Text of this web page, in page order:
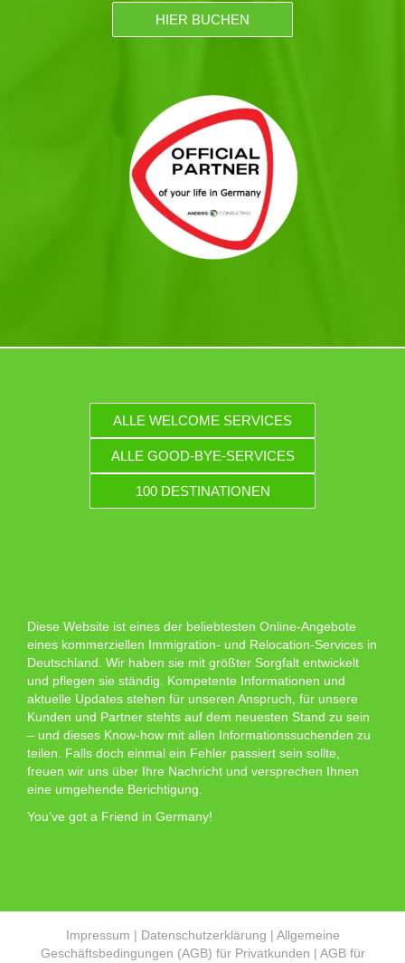
HIER BUCHEN
ALLE WELCOME SERVICES
ALLE GOOD-BYE-SERVICES
100 DESTINATIONEN
Diese Website ist eines der beliebtesten Online-Angebote
eines kommerziellen Immigration- und Relocation-Services in
Deutschland. Wir haben sie mit größter Sorgfalt entwickelt
und pflegen sie ständig. Kompetente Informationen und
aktuelle Updates stehen für unseren Anspruch, für unsere
Kunden und Partner stehts auf dem neuesten Stand zu sein
– und dieses Know-how mit allen Informationssuchenden zu
teilen. Falls doch einmal ein Fehler passiert sein sollte,
freuen wir uns über Ihre Nachricht und versprechen Ihnen
eine umgehende Berichtigung.
You’ve got a Friend in Germany!
Impressum | Datenschutzerklärung | Allgemeine
Geschäftsbedingungen (AGB) für Privatkunden | AGB für